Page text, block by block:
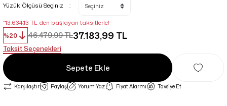
Yüzük Ölçüsü Seçiniz
*13.634,13 TL den başlayan taksitlerle!
%20
46.479,99 TL37.183,99 TL
Taksit Seçenekleri
Sepete Ekle
Karşılaştır Paylaş Yorum Yaz Fiyat Alarmı Tavsiye Et